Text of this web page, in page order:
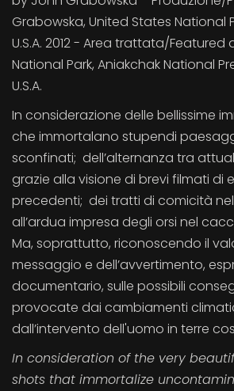
Grabowska, United States National
U.S.A. 2012 - Area trattata/Featured
National Park, Aniakchak National
U.S.A.
In considerazione delle bellissime
che immortalano stupendi
sconfinati; dell’alternanza tra
grazie alla visione di brevi filmati di
precedenti; dei tratti di comicità
all’ardua impresa degli orsi nel
Ma, soprattutto, riconoscendo il
messaggio e dell’avvertimento,
documentario, sulle possibili
provocate dai cambiamenti
dall’intervento dell'uomo in terre
In consideration of the very
shots that immortalize